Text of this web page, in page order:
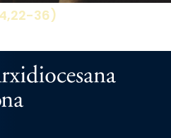
36)
Cristiana